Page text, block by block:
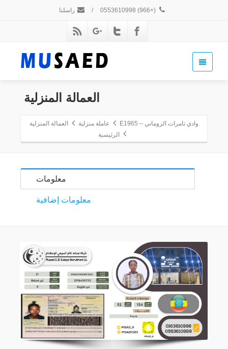
(+966) 0553610998
/ راسلنا
العمالة المنزلية
وادي تامرات الروماني – E1965 عاملة منزلية
العمالة المنزلية
الرئيسية
معلومات
معلومات إضافية